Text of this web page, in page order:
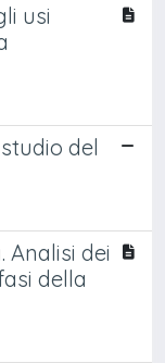
usi
del
Analisi dei
della